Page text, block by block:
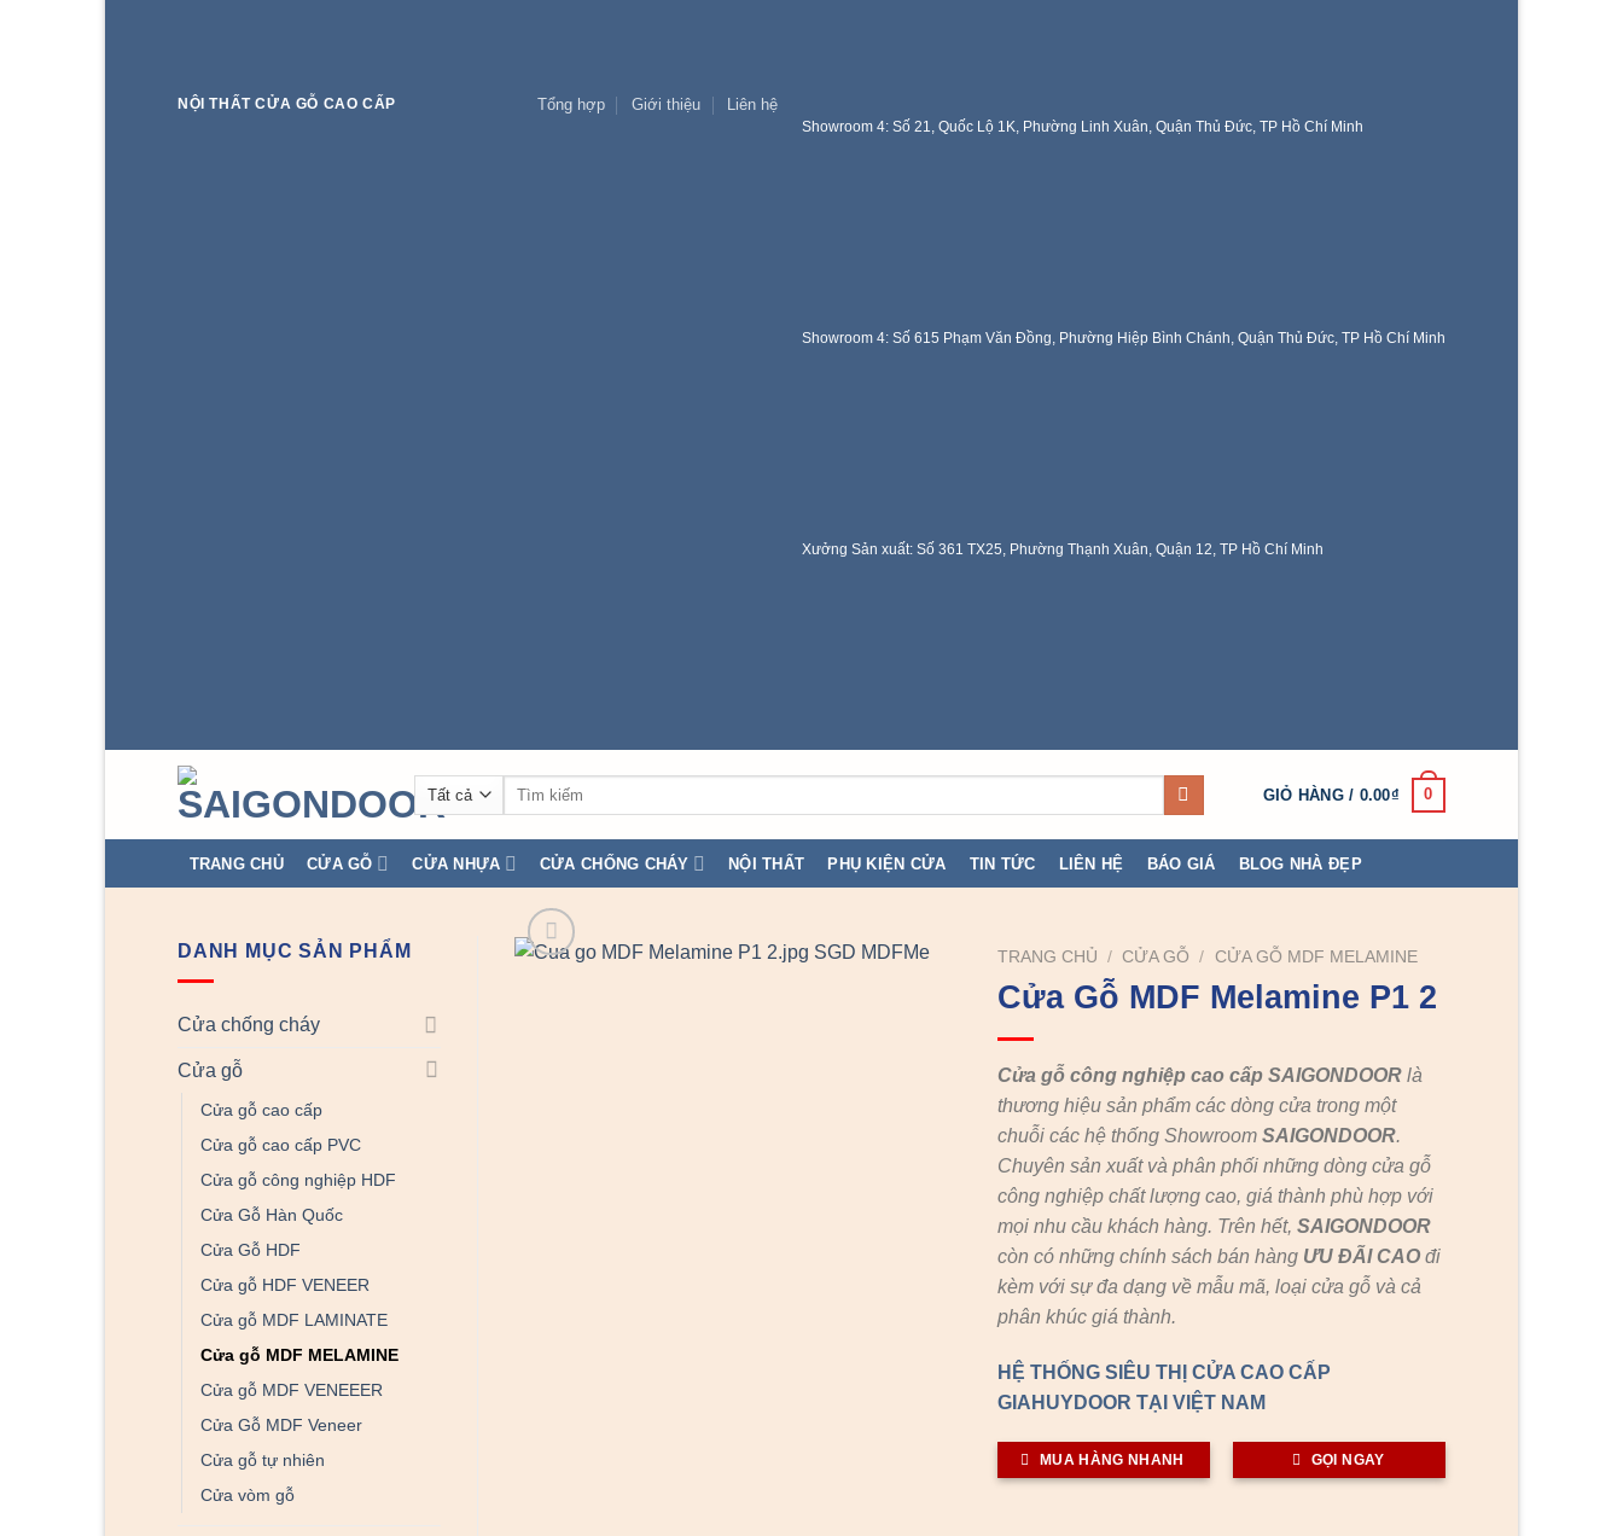
NỘI THẤT CỬA GỖ CAO CẤP Tổng hợp Giới thiệu Liên hệ
Showroom 4: Số 21, Quốc Lộ 1K, Phường Linh Xuân, Quận Thủ Đức, TP Hồ Chí Minh
Showroom 4: Số 615 Phạm Văn Đồng, Phường Hiệp Bình Chánh, Quận Thủ Đức, TP Hồ Chí Minh
Xưởng Sản xuất: Số 361 TX25, Phường Thạnh Xuân, Quận 12, TP Hồ Chí Minh
Tìm
GIỎ HÀNG / 0.00₫ 0
TRANG CHỦ CỬA GỖ CỬA NHỰA CỬA CHỐNG CHÁY NỘI THẤT PHỤ KIỆN CỬA TIN TỨC LIÊN HỆ BÁO GIÁ BLOG NHÀ ĐẸP
DANH MỤC SẢN PHẨM
Cửa chống cháy
Cửa gỗ
Cửa gỗ cao cấp
Cửa gỗ cao cấp PVC
Cửa gỗ công nghiệp HDF
Cửa Gỗ Hàn Quốc
Cửa Gỗ HDF
Cửa gỗ HDF VENEER
Cửa gỗ MDF LAMINATE
Cửa gỗ MDF MELAMINE
Cửa gỗ MDF VENEEER
Cửa Gỗ MDF Veneer
Cửa gỗ tự nhiên
Cửa vòm gỗ
TRANG CHỦ / CỬA GỖ / CỬA GỖ MDF MELAMINE
Cửa Gỗ MDF Melamine P1 2
Cửa gỗ công nghiệp cao cấp SAIGONDOOR là
thương hiệu sản phẩm các dòng cửa trong một
chuỗi các hệ thống ShowroomSAIGONDOOR.
Chuyên sản xuất và phân phối những dòng cửa gỗ
công nghiệp chất lượng cao, giá thành phù hợp với
mọi nhu cầu khách hàng. Trên hết,SAIGONDOOR
còn có những chính sách bán hàng ƯU ĐÃI CAOđi
kèm với sự đa dạng về mẫu mã, loại cửa gỗ và cả
phân khúc giá thành.
HỆ THỐNG SIÊU THỊ CỬA CAO CẤP
GIAHUYDOOR TẠI VIỆT NAM
MUA HÀNG NHANH GỌI NGAY